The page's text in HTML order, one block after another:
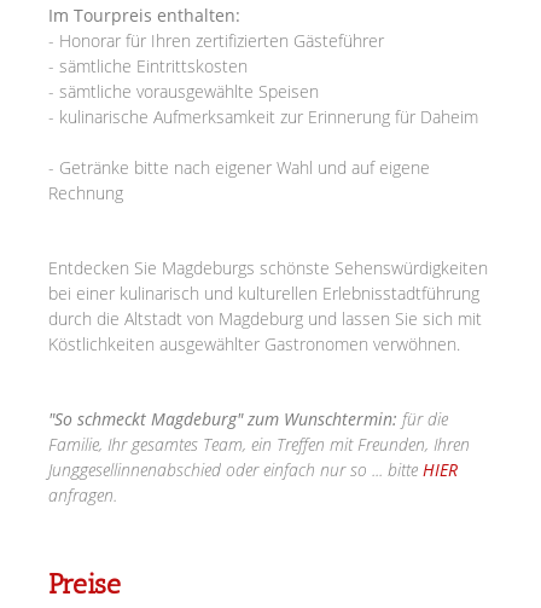
Im Tourpreis enthalten:
- Honorar für Ihren zertifizierten Gästeführer
- sämtliche Eintrittskosten
- sämtliche vorausgewählte Speisen
- kulinarische Aufmerksamkeit zur Erinnerung für Daheim
- Getränke bitte nach eigener Wahl und auf eigene
Rechnung
Entdecken Sie Magdeburgs schönste Sehenswürdigkeiten
bei einer kulinarisch und kulturellen Erlebnisstadtführung
durch die Altstadt von Magdeburg und lassen Sie sich mit
Köstlichkeiten ausgewählter Gastronomen verwöhnen.
"So schmeckt Magdeburg" zum Wunschtermin: für die
Familie, Ihr gesamtes Team, ein Treffen mit Freunden, Ihren
Junggesellinnenabschied oder einfach nur so ... bitte HIER
anfragen.
Preise